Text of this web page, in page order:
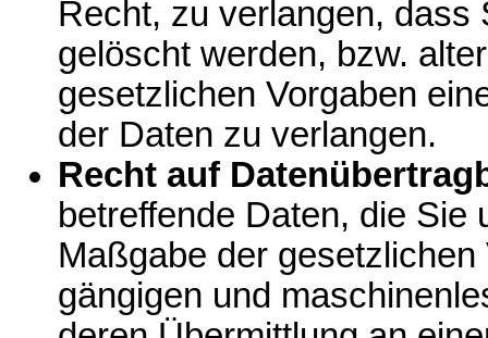
Recht, zu verlangen, dass
gelöscht werden, bzw.
gesetzlichen Vorgaben
der Daten zu verlangen.
Recht auf
betreffende Daten, die
Maßgabe der
gängigen und